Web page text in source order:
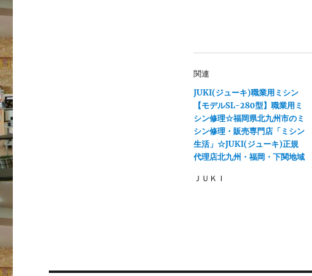
ウ
ド
で
開
き
ま
す
)
て
(
し
い
ウ
ィ
ン
ド
ウ
で
関連
JUKI(ジューキ)職業用ミシン
【モデルSL-280型】職業用ミ
シン修理☆福岡県北九州市のミ
シン修理・販売専門店「ミシン
生活」☆JUKI(ジューキ)正規
代理店北九州・福岡・下関地域
ＪＵＫＩ